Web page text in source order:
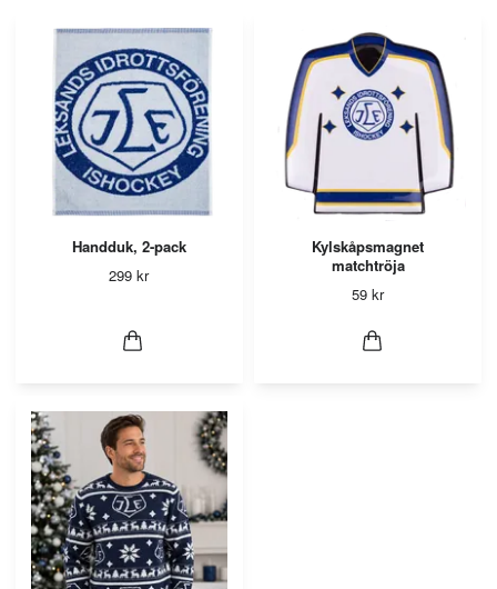
Handduk, 2-pack
299 kr
Kylskåpsmagnet
matchtröja
59 kr